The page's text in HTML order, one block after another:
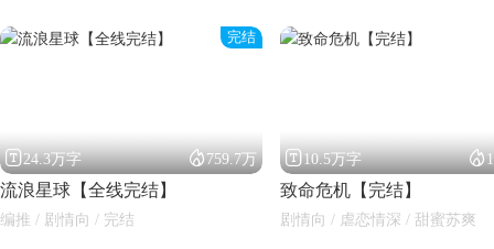
完结
24.3万字 759.7万
流浪星球【全线完结】
编推 / 剧情向 / 完结
10.5万字 
致命危机【完结】
剧情向 / 虐恋情深 / 甜蜜苏爽